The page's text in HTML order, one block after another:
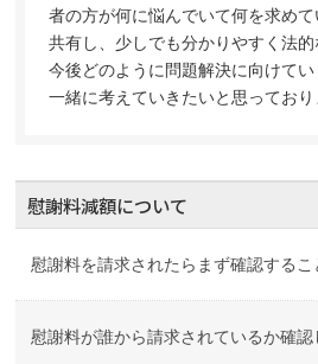
者の方が何に悩んでいて何を求め
共有し、少しでも分かりやすく法的
今後どのように問題解決に向けて
一緒に考えていきたいと思っており
慰謝料減額について
慰謝料を請求されたらまず確認するこ
慰謝料が誰から請求されているか確認